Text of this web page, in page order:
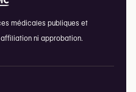
médicales publiques et
ni approbation.